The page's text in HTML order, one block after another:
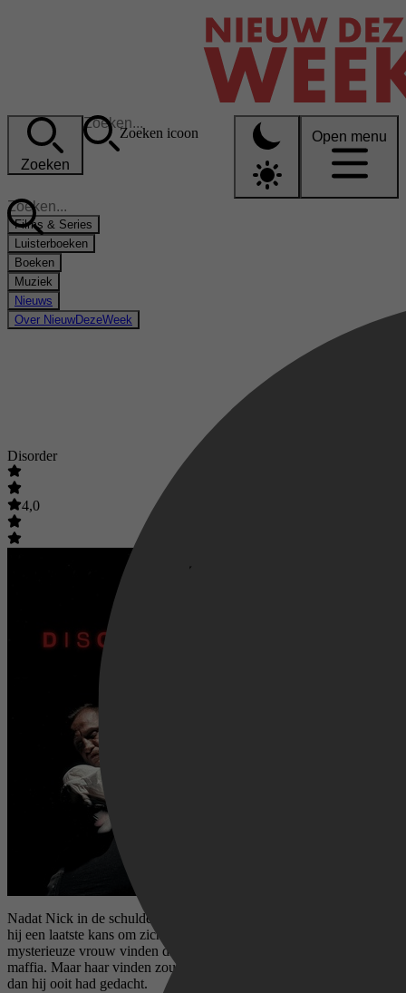
Zoeken
Zoeken icoon Open menu
Films & Series
Luisterboeken
Boeken
Muziek
Nieuws
Over NieuwDezeWeek
Disorder
4,0
Nadat Nick in de schulden is geraakt bij Russische gangsters, krijgt
hij een laatste kans om zichzelf te rehabiliteren: hij moet een
mysterieuze vrouw vinden die beschermd wordt door de Koreaanse
maffia. Maar haar vinden zou hem wel eens meer kunnen kosten
dan hij ooit had gedacht.